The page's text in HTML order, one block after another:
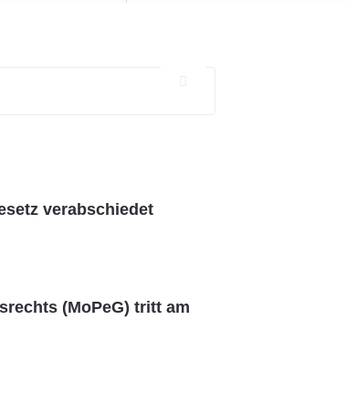
verabschiedet
(MoPeG) tritt am